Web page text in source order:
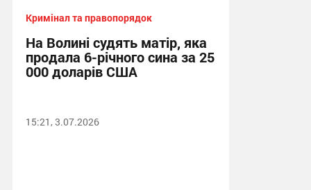
Кримінал та правопорядок
На Волині судять матір, яка
продала 6-річного сина за 25
000 доларів США
15:21, 3.07.2026